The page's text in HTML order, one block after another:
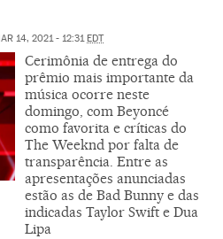
14, 2021 - 12:31 EDT
Cerimônia de entrega do
prêmio mais importante da
música ocorre neste
domingo, com Beyoncé
como favorita e críticas do
The Weeknd por falta de
transparência. Entre as
apresentações anunciadas
estão as de Bad Bunny e das
indicadas Taylor Swift e Dua
Lipa